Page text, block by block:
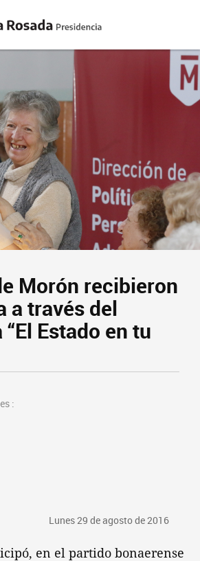
Morón recibieron
a través del
Estado en tu
:
Lunes 29 de agosto de 2016
en el partido bonaerense